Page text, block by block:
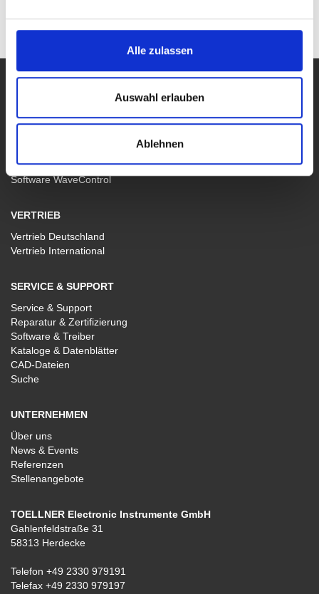
Alle zulassen
Auswahl erlauben
Ablehnen
Labor-, Leistungs- und Arbiträr-Netzgeräte
Breitband- und 4-Quadranten-Verstärker
Sondergeräte
Software WaveControl
VERTRIEB
Vertrieb Deutschland
Vertrieb International
SERVICE & SUPPORT
Service & Support
Reparatur & Zertifizierung
Software & Treiber
Kataloge & Datenblätter
CAD-Dateien
Suche
UNTERNEHMEN
Über uns
News & Events
Referenzen
Stellenangebote
TOELLNER Electronic Instrumente GmbH
Gahlenfeldstraße 31
58313 Herdecke
Telefon +49 2330 979191
Telefax +49 2330 979197